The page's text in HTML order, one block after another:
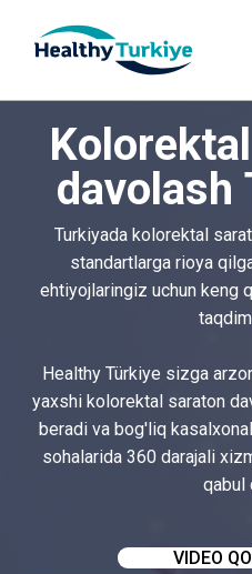
p
davolash
Turkiyada kolorektal
standartlarga rioya
ehtiyojlaringiz uchun keng
Healthy Türkiye sizga
yaxshi kolorektal saraton
beradi va bog'liq
sohalarida 360 darajali
qabul
VIDEO